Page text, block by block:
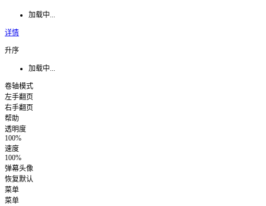
加载中...
详情
升序
加载中...
卷轴模式
左手翻页
右手翻页
帮助
透明度
100%
速度
100%
弹幕头像
恢复默认
菜单
菜单